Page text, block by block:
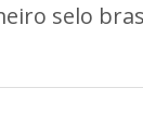
selo